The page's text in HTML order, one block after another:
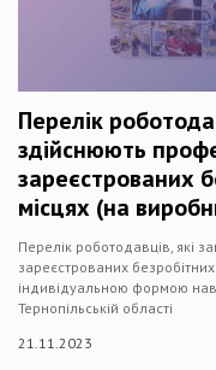
Перелік
здійснюють
зареєстрованих
місцях (на
Перелік роботодавців, які
зареєстрованих
індивідуальною формою
Тернопільській області
21.11.2023